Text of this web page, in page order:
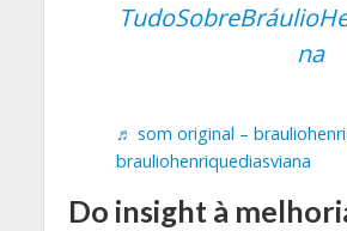
na
♬ som original –
brauliohenriquediasviana
Do insight à